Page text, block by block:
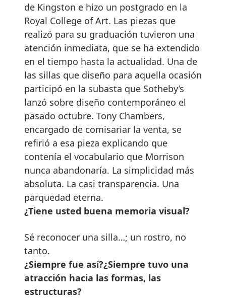
de Kingston e hizo un postgrado en la
Royal College of Art. Las piezas que
realizó para su graduación tuvieron una
atención inmediata, que se ha extendido
en el tiempo hasta la actualidad. Una de
las sillas que diseño para aquella ocasión
participó en la subasta que Sotheby’s
lanzó sobre diseño contemporáneo el
pasado octubre. Tony Chambers,
encargado de comisariar la venta, se
refirió a esa pieza explicando que
contenía el vocabulario que Morrison
nunca abandonaría. La simplicidad más
absoluta. La casi transparencia. Una
parquedad eterna.
¿Tiene usted buena memoria visual?
Sé reconocer una silla…; un rostro, no
tanto.
¿Siempre fue así?¿Siempre tuvo una
atracción hacia las formas, las
estructuras?